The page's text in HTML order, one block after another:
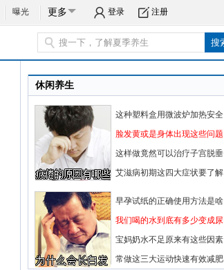
曝光 更多 登录 注册
休闲养生
这种塑料盒用微波炉加热安全
脸发黄或是身体出现这些问题
这样做竟然可以治疗子宫脱垂
艾滋病初期这四大症状要了解
早孕试纸的正确使用方法是啥
我们喝的水到底有多少变成尿
宝妈奶水不足原来有这些因素
常做这三大运动快速有效减肥